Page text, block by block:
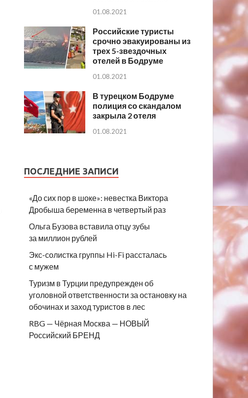
01.08.2021
Российские туристы
срочно эвакуированы из
трех 5-звездочных
отелей в Бодруме
01.08.2021
В турецком Бодруме
полиция со скандалом
закрыла 2 отеля
01.08.2021
ПОСЛЕДНИЕ ЗАПИСИ
«До сих пор в шоке»: невестка Виктора
Дробыша беременна в четвертый раз
Ольга Бузова вставила отцу зубы
за миллион рублей
Экс-солистка группы Hi-Fi рассталась
с мужем
Туризм в Турции предупрежден об
уголовной ответственности за остановку на
обочинах и заход туристов в лес
RBG — Чёрная Москва — НОВЫЙ
Российский БРЕНД